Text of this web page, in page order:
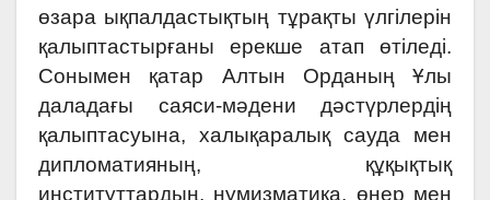
өзара ықпалдастықтың тұрақты үлгілерін
қалыптастырғаны ерекше атап өтіледі.
Сонымен қатар Алтын Орданың Ұлы
даладағы саяси-мәдени дәстүрлердің
қалыптасуына, халықаралық сауда мен
дипломатияның, құқықтық
институттардың, нумизматика, өнер мен